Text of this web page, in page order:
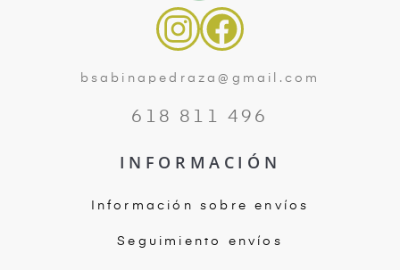
bsabinapedraza@gmail.com
618 811 496
INFORMACIÓN
Información sobre envíos
Seguimiento envíos